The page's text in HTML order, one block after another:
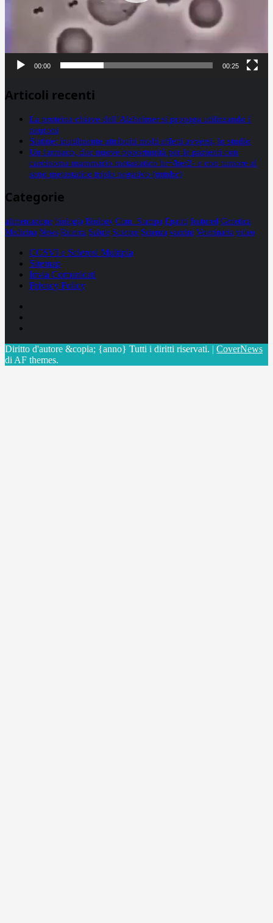
00:00 00:25
Articoli recenti
La proteina chiave dell’Alzheimer si propaga utilizzando i
neuroni
Statine: inutilmente attribuiti molti effetti avversi, lo studio
Un farmaco, due nuove opportunità per le pazienti con
carcinoma mammario metastatico hr+/her2- e con tumore al
seno metastatico triplo negativo (mtnbc)
Categorie
alimentazione biologia Biology Com. Stampa Epatiti featured Genetica
Medicina News Ricerca Salute Science Scienza vaccini Veterinaria video
CCSVI e Sclerosi Multipla
Sitemap
Invia Comunicati
Privacy Policy
Diritto d'autore &copia; {anno} Tutti i diritti riservati. | CoverNews
di AF themes.